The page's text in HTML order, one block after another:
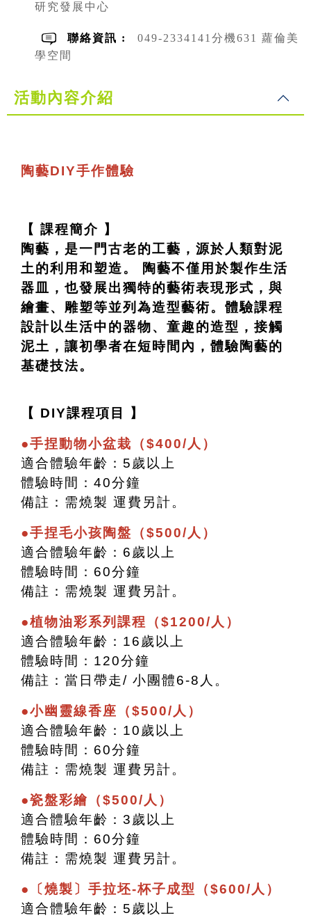
研究發展中心
聯絡資訊 :
049-2334141分機631 蘿倫美
學空間
活動內容介紹
陶藝DIY手作體驗
【 課程簡介 】
陶藝，是一門古老的工藝，源於人類對泥
土的利用和塑造。 陶藝不僅用於製作生活
器皿，也發展出獨特的藝術表現形式，與
繪畫、雕塑等並列為造型藝術。體驗課程
設計以生活中的器物、童趣的造型，接觸
泥土，讓初學者在短時間內，體驗陶藝的
基礎技法。
【 DIY課程項目 】
●手捏動物小盆栽（$400/人）
適合體驗年齡：5歲以上
體驗時間：40分鐘
備註：需燒製 運費另計。
●手捏毛小孩陶盤（$500/人）
適合體驗年齡：6歲以上
體驗時間：60分鐘
備註：需燒製 運費另計。
●植物油彩系列課程（$1200/人）
適合體驗年齡：16歲以上
體驗時間：120分鐘
備註：當日帶走/ 小團體6-8人。
●小幽靈線香座（$500/人）
適合體驗年齡：10歲以上
體驗時間：60分鐘
備註：需燒製 運費另計。
●瓷盤彩繪（$500/人）
適合體驗年齡：3歲以上
體驗時間：60分鐘
備註：需燒製 運費另計。
●〔燒製〕手拉坯-杯子成型（$600/人）
適合體驗年齡：5歲以上